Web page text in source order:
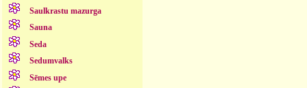
Saulkrastu mazurga
Sauna
Seda
Sedumvalks
Sēmes upe